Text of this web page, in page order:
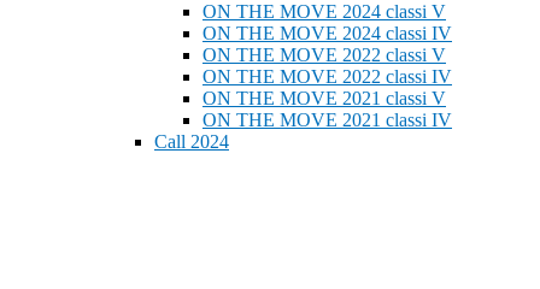
ON THE MOVE 2024 classi V
ON THE MOVE 2024 classi IV
ON THE MOVE 2022 classi V
ON THE MOVE 2022 classi IV
ON THE MOVE 2021 classi V
ON THE MOVE 2021 classi IV
Call 2024